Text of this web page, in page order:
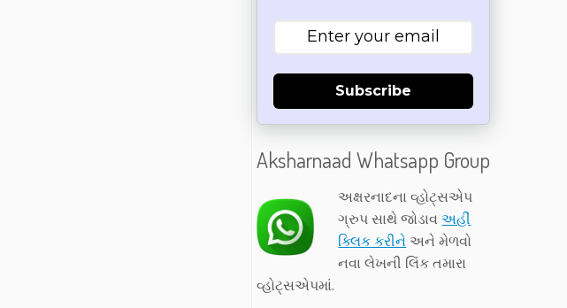
Subscribe
Aksharnaad Whatsapp Group
અક્ષરનાદના વ્હોટ્સએપ
ગ્રુપ સાથે જોડાવઅહીં
ક્લિક કરીને અને મેળવો
નવા લેખની લિંક તમારા
વ્હોટ્સએપમાં.